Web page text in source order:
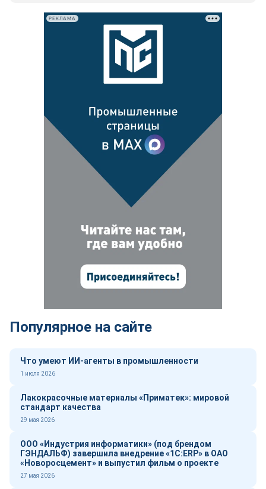
РЕКЛАМА
Популярное на сайте
Что умеют ИИ-агенты в промышленности
1 июля 2026
Лакокрасочные материалы «Приматек»: мировой
стандарт качества
29 мая 2026
ООО «Индустрия информатики» (под брендом
ГЭНДАЛЬФ) завершила внедрение «1С:ERP» в ОАО
«Новоросцемент» и выпустил фильм о проекте
27 мая 2026